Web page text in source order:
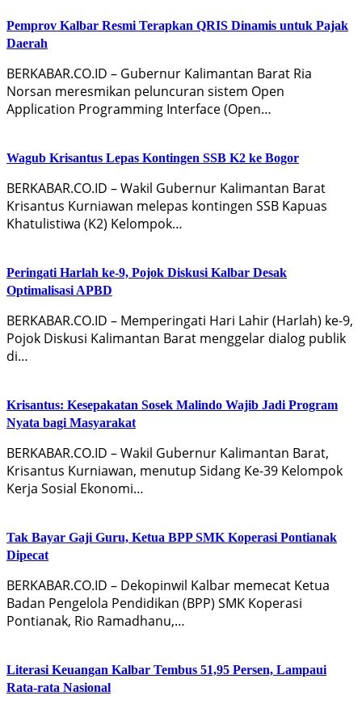
Pemprov Kalbar Resmi Terapkan QRIS Dinamis untuk Pajak
Daerah
BERKABAR.CO.ID – Gubernur Kalimantan Barat Ria
Norsan meresmikan peluncuran sistem Open
Application Programming Interface (Open…
Wagub Krisantus Lepas Kontingen SSB K2 ke Bogor
BERKABAR.CO.ID – Wakil Gubernur Kalimantan Barat
Krisantus Kurniawan melepas kontingen SSB Kapuas
Khatulistiwa (K2) Kelompok…
Peringati Harlah ke-9, Pojok Diskusi Kalbar Desak
Optimalisasi APBD
BERKABAR.CO.ID – Memperingati Hari Lahir (Harlah) ke-9,
Pojok Diskusi Kalimantan Barat menggelar dialog publik
di…
Krisantus: Kesepakatan Sosek Malindo Wajib Jadi Program
Nyata bagi Masyarakat
BERKABAR.CO.ID – Wakil Gubernur Kalimantan Barat,
Krisantus Kurniawan, menutup Sidang Ke-39 Kelompok
Kerja Sosial Ekonomi…
Tak Bayar Gaji Guru, Ketua BPP SMK Koperasi Pontianak
Dipecat
BERKABAR.CO.ID – Dekopinwil Kalbar memecat Ketua
Badan Pengelola Pendidikan (BPP) SMK Koperasi
Pontianak, Rio Ramadhanu,…
Literasi Keuangan Kalbar Tembus 51,95 Persen, Lampaui
Rata-rata Nasional